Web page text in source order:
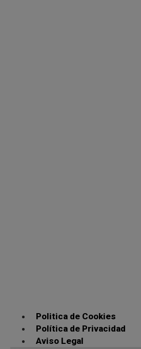
Politica de Cookies
Política de Privacidad
Aviso Legal